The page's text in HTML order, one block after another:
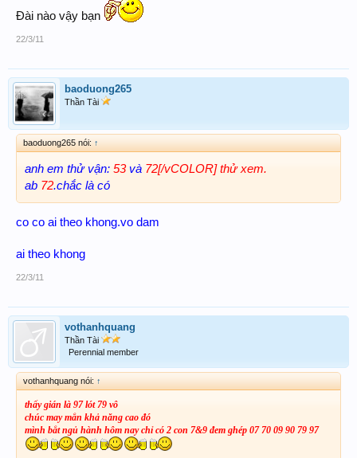
Đài nào vậy bạn
22/3/11
baoduong265
Thần Tài
baoduong265 nói: ↑
anh em thử vận: 53và 72[/vCOLOR] thử xem.
ab 72.chắc là có
co co ai theo khong.vo dam
ai theo khong
22/3/11
vothanhquang
Thần Tài
Perennial member
vothanhquang nói: ↑
thấy gián là 97 lót 79 vô
chúc may mắn khả năng cao đó
mình bắt ngủ hành hôm nay chỉ có 2 con 7&9 đem ghép 07 70 09 90 79 97